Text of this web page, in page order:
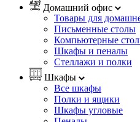
Домашний офис
Товары для
Письменные столы
Компьютерные
Шкафы и пеналы
Стеллажи и полки
Шкафы
Все шкафы
Полки и ящики
Шкафы угловые